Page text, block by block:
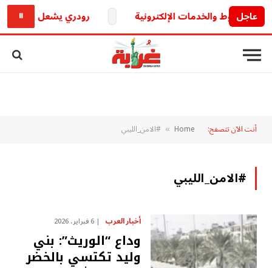
عاجل رودري يشعل الميركاتو
⏸
أنت الآن تتصفح: Home
» #الامن_الليبي
#الامن_الليبي
أخبار العرب 6 فبراير، 2026
وداع “الوريث”: بني
وليد تكتسي بالخضر